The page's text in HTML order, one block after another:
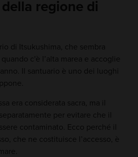
regione di
di Itsukushima, che sembra
c'è l’alta marea e accoglie
Il santuario è uno dei luoghi
era considerata sacra, ma il
per evitare che il
contaminato. Ecco perché il
che ne costituisce l’accesso, è